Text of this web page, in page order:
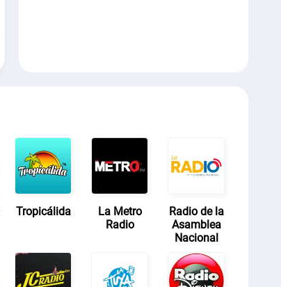
Tropicálida
La Metro
Radio
Radio de la
Asamblea
Nacional